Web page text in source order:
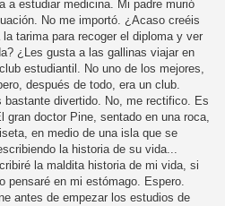
a estudiar medicina. Mi padre murió
No me importó. ¿Acaso creéis
tarima para recoger el diploma y ver
¿Les gusta a las gallinas viajar en
estudiantil. No uno de los mejores,
después de todo, era un club.
divertido. No, me rectifico. Es
gran doctor Pine, sentado en una roca,
en medio de una isla que se
la historia de su vida...
la maldita historia de mi vida, si
pensaré en mi estómago. Espero.
antes de empezar los estudios de